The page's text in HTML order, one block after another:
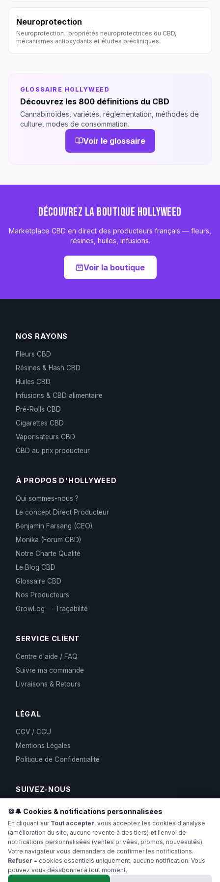
Neuroprotection
Neuroprotection : propriétés neuroprotectrices du CBD,
mécanismes antioxydants et études précliniques.
GLOSSAIRE HOLLYWEED
Découvrez les 800 définitions du CBD
Cannabinoïdes, variétés, réglementation, méthodes de
culture, modes de consommation.
Voir le glossaire
DÉCOUVREZ LA BOUTIQUE HOLLYWEED
Marketplace CBD en direct des producteurs français — fleurs,
résines, huiles, infusions.
Voir la boutique
NOS RAYONS
Fleurs CBD
Résines & Hash CBD
Huiles CBD
Infusions & CBD alimentaire
Pré-Rolls CBD
Cigarettes CBD
Vaporisateurs CBD
CBD au prix producteur
À PROPOS D'HOLLYWEED
Qui sommes-nous ?
Le concept Direct Producteur
Benjamin Farsang (CEO)
Monika (Forum CBD)
Notre Charte Qualité
Le Blog CBD
Glossaire CBD
Nos Producteurs
GrowLog — Traçabilité
SERVICE CLIENT
Centre d'aide / FAQ
Suivre ma commande
Livraisons & Retours
LÉGAL
CGV / CGU
Mentions Légales
Politique de Confidentialité
SUIVEZ-NOUS
Copyright 2024-2026 Hollyweed. Tous droits réservés.
🍪🔔 Cookies & notifications personnalisées
En cliquant sur Tout accepter, vous acceptez les cookies d'analyse
(amélioration du site, aucune revente à des tiers) et l'envoi de
notifications personnalisées (ventes privées, promos, nouveautés).
Votre navigateur vous demandera de confirmer les notifications.
Refuser = cookies essentiels uniquement, aucune notification. Vous
pouvez vous désabonner à tout moment.